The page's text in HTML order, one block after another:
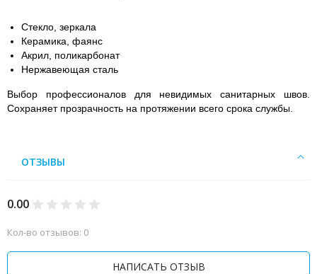
Стекло, зеркала
Керамика, фаянс
Акрил, поликарбонат
Нержавеющая сталь
Выбор профессионалов для невидимых санитарных швов.
Сохраняет прозрачность на протяжении всего срока службы.
ОТЗЫВЫ
0.00
Кол-во отзывов: 0
НАПИСАТЬ ОТЗЫВ